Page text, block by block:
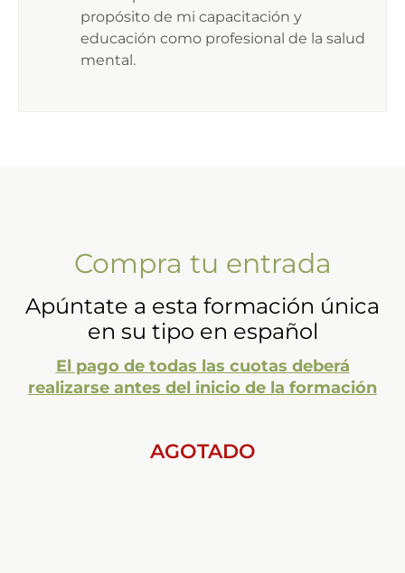
propósito de mi capacitación y
educación como profesional de la salud
mental.
Compra tu entrada
Apúntate a esta formación única
en su tipo en español
El pago de todas las cuotas deberá
realizarse antes del inicio de la formación
AGOTADO